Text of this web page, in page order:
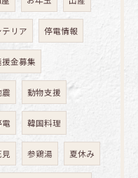
リア 停電情報
援金募集
動物支援
韓国料理
見 参鶏湯 夏休み